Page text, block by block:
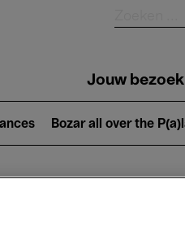
Jouw bezoek
Bozar all over the